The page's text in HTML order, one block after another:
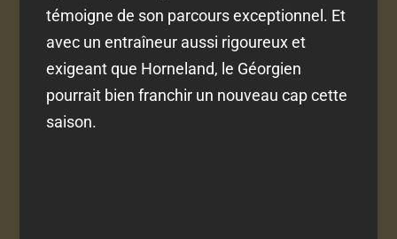
témoigne de son parcours exceptionnel. Et
avec un entraîneur aussi rigoureux et
exigeant que Horneland, le Géorgien
pourrait bien franchir un nouveau cap cette
saison.